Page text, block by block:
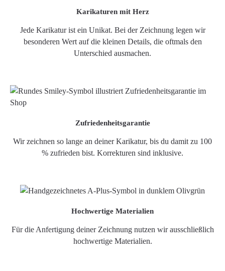
Karikaturen mit Herz
Jede Karikatur ist ein Unikat. Bei der Zeichnung legen wir
besonderen Wert auf die kleinen Details, die oftmals den
Unterschied ausmachen.
Zufriedenheitsgarantie
Wir zeichnen so lange an deiner Karikatur, bis du damit zu 100
% zufrieden bist. Korrekturen sind inklusive.
Hochwertige Materialien
Für die Anfertigung deiner Zeichnung nutzen wir ausschließlich
hochwertige Materialien.